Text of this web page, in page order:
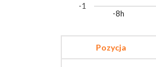
-8h
-1
Pozycja